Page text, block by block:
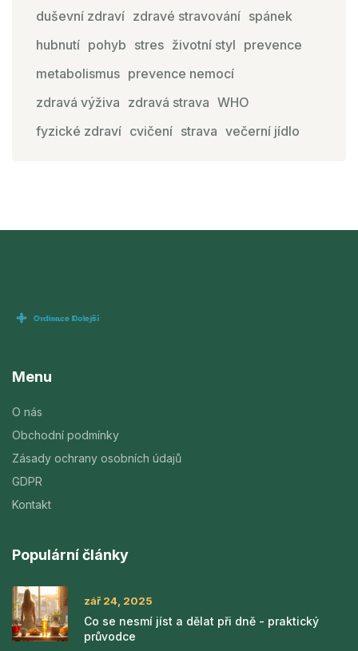
duševní zdraví zdravé stravování spánek
hubnutí pohyb stres životní styl prevence
metabolismus prevence nemocí
zdravá výživa zdravá strava WHO
fyzické zdraví cvičení strava večerní jídlo
Menu
O nás
Obchodní podmínky
Zásady ochrany osobních údajů
GDPR
Kontakt
Populární články
zář 24, 2025
Co se nesmí jíst a dělat při dně - praktický
průvodce